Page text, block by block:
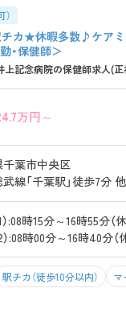
チカ★休暇多数♪ケア
勤・保健師＞
記念病院の保健師求人(正
万円～
千葉市中央区
武線「千葉駅」徒歩7分 他
）:08時15分～16時55分（
）:08時00分～16時40分（
駅チカ（徒歩10分以内） マ